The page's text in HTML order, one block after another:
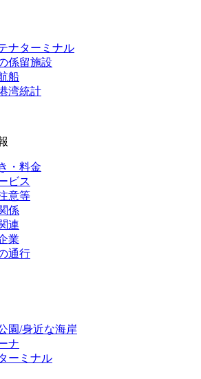
ナターミナル
係留施設
船
湾統計
・料金
ビス
意等
係
連
業
通行
園/身近な海岸
ナ
ーミナル